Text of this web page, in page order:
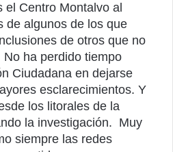
el Centro Montalvo al
de algunos de los que
de otros que no
ha perdido tiempo
Ciudadana en dejarse
esclarecimientos. Y
los litorales de la
la investigación. Muy
siempre las redes